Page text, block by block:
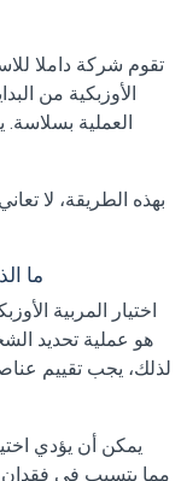
تقوم شركة داملا
الأوزبكية من
العملية
بهذه الطريقة، لا
ما
اختيار المربية
هو عملية تحديد
لذلك، يجب تقييم
يمكن أن يؤدي
مما يتسبب في فقدان